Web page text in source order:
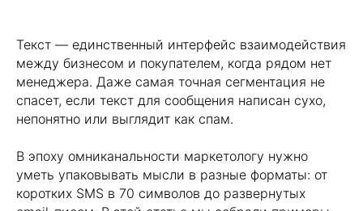
Текст — единственный интерфейс взаимодействия
между бизнесом и покупателем, когда рядом нет
менеджера. Даже самая точная сегментация не
спасет, если текст для сообщения написан сухо,
непонятно или выглядит как спам.
В эпоху омниканальности маркетологу нужно
уметь упаковывать мысли в разные форматы: от
коротких SMS в 70 символов до развернутых